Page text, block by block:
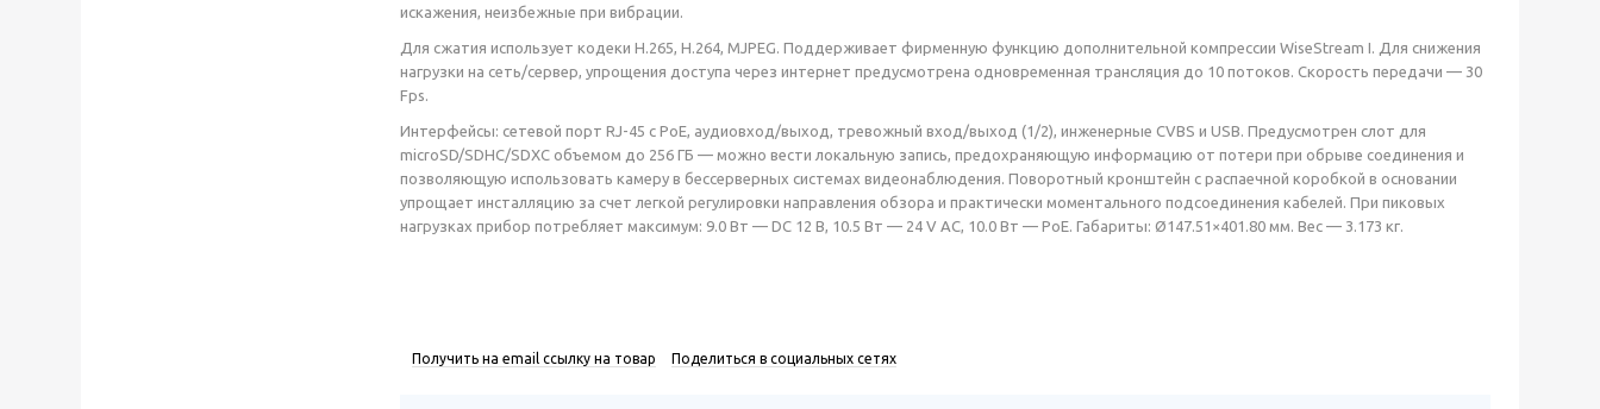
искажения, неизбежные при вибрации.
Для сжатия использует кодеки H.265, H.264, MJPEG. Поддерживает фирменную функцию дополнительной компрессии WiseStream I. Для снижения
нагрузки на сеть/сервер, упрощения доступа через интернет предусмотрена одновременная трансляция до 10 потоков. Скорость передачи — 30
Fps.
Интерфейсы: сетевой порт RJ-45 с PoE, аудиовход/выход, тревожный вход/выход (1/2), инженерные CVBS и USB. Предусмотрен слот для
microSD/SDHC/SDXC объемом до 256 ГБ — можно вести локальную запись, предохраняющую информацию от потери при обрыве соединения и
позволяющую использовать камеру в бессерверных системах видеонаблюдения. Поворотный кронштейн с распаечной коробкой в основании
упрощает инсталляцию за счет легкой регулировки направления обзора и практически моментального подсоединения кабелей. При пиковых
нагрузках прибор потребляет максимум: 9.0 Вт — DC 12 В, 10.5 Вт — 24 V AC, 10.0 Вт — PoE. Габариты: Ø147.51×401.80 мм. Вес — 3.173 кг.
Получить на email ссылку на товар Поделиться в социальных сетях